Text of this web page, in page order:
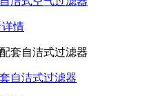
情
自洁式过滤器